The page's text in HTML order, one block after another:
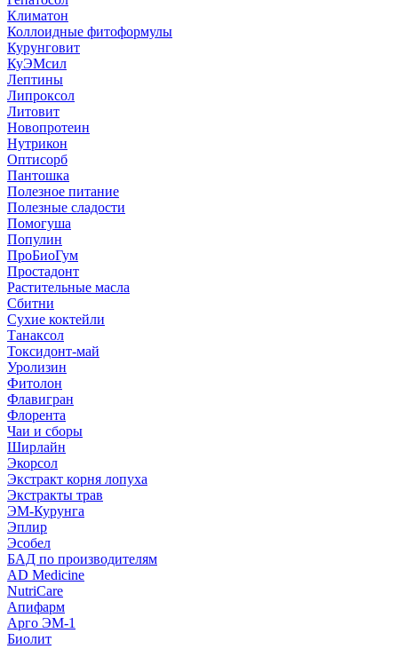
Климатон
Коллоидные фитоформулы
Курунговит
КуЭМсил
Лептины
Липроксол
Литовит
Новопротеин
Нутрикон
Оптисорб
Пантошка
Полезное питание
Полезные сладости
Помогуша
Популин
ПроБиоГум
Простадонт
Растительные масла
Сбитни
Сухие коктейли
Танаксол
Токсидонт-май
Уролизин
Фитолон
Флавигран
Флорента
Чаи и сборы
Ширлайн
Экорсол
Экстракт корня лопуха
Экстракты трав
ЭМ-Курунга
Эплир
Эсобел
БАД по производителям
AD Medicine
NutriCare
Апифарм
Арго ЭМ-1
Биолит